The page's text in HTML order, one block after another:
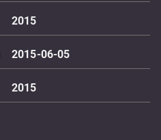
2015
2015-06-05
2015